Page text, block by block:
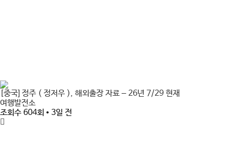
[중국] 정주 ( 정저우 ), 해외출장 자료 – 26년 7/29 현재
여행발전소
조회수 604회 • 3일 전